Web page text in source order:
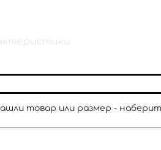
товар или размер -